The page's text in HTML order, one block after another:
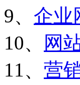
9、 企业
10、
网
11、 营